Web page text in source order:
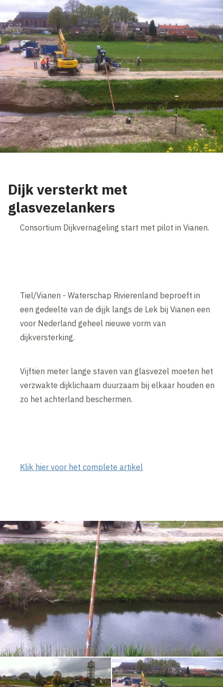
Dijk versterkt met
glasvezelankers
Consortium Dijkvernageling start met pilot in Vianen.
Tiel/Vianen - Waterschap Rivierenland beproeft in
een gedeelte van de dijjk langs de Lek bij Vianen een
voor Nederland geheel nieuwe vorm van
dijkversterking.
Vijftien meter lange staven van glasvezel moeten het
verzwakte dijklichaam duurzaam bij elkaar houden en
zo het achterland beschermen.
Klik hier voor het complete artikel